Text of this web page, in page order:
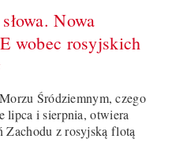
Nowa
wobec rosyjskich
Śródziemnym, czego
lipca i sierpnia, otwiera
Zachodu z rosyjską flotą